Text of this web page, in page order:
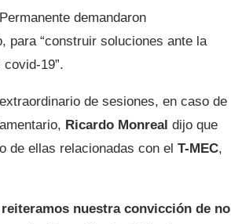
demandaron
para “construir soluciones ante la
19”.
de sesiones, en caso de
Ricardo Monreal dijo que
de ellas relacionadas con el T-MEC,
nuestra convicción de no